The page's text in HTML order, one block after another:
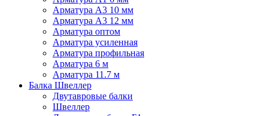
Арматура А3 10 мм
Арматура А3 12 мм
Арматура оптом
Арматура усиленная
Арматура профильная
Арматура 6 м
Арматура 11.7 м
Балка Швеллер
Двутавровые балки
Швеллер